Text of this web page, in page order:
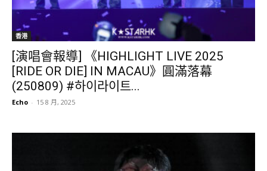
香港
[演唱會報導] 《HIGHLIGHT LIVE 2025
[RIDE OR DIE] IN MACAU》圓滿落幕
(250809) #하이라이트...
Echo - 15 8 月, 2025